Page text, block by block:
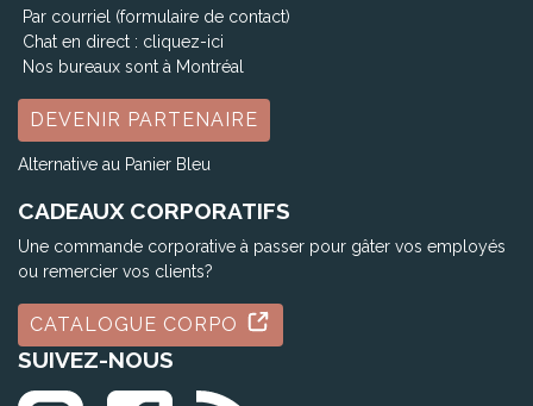
Par courriel (formulaire de contact)
Chat en direct : cliquez-ici
Nos bureaux sont à Montréal
DEVENIR PARTENAIRE
Alternative au Panier Bleu
CADEAUX CORPORATIFS
Une commande corporative à passer pour gâter vos employés
ou remercier vos clients?
CATALOGUE CORPO
SUIVEZ-NOUS